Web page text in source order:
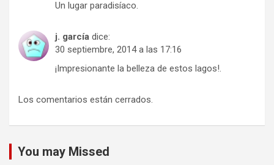
Un lugar paradisíaco.
j. garcía dice:
30 septiembre, 2014 a las 17:16
¡Impresionante la belleza de estos lagos!.
Los comentarios están cerrados.
You may Missed